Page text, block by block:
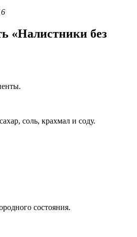
«Налистники без
соль, крахмал и соду.
состояния.